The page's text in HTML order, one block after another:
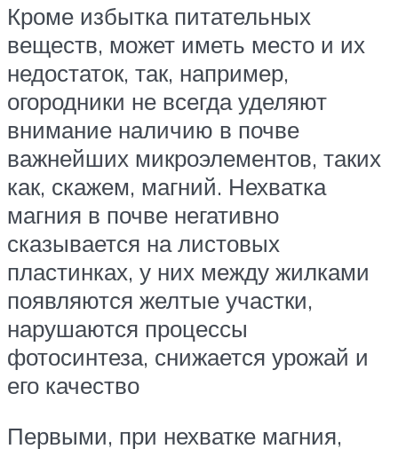
Кроме избытка питательных
веществ, может иметь место и их
недостаток, так, например,
огородники не всегда уделяют
внимание наличию в почве
важнейших микроэлементов, таких
как, скажем, магний. Нехватка
магния в почве негативно
сказывается на листовых
пластинках, у них между жилками
появляются желтые участки,
нарушаются процессы
фотосинтеза, снижается урожай и
его качество
Первыми, при нехватке магния,